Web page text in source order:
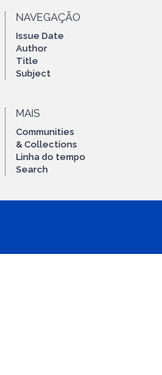
NAVEGAÇÃO
Issue Date
Author
Title
Subject
MAIS
Communities
& Collections
Linha do tempo
Search